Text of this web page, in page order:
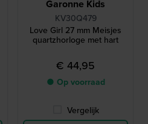
Garonne Kids
KV30Q479
Love Girl 27 mm Meisjes
quartzhorloge met hart
€ 44,95
● Op voorraad
Vergelijk